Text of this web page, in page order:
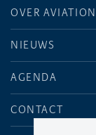
OVER
NIEUWS
AGENDA
CONTACT